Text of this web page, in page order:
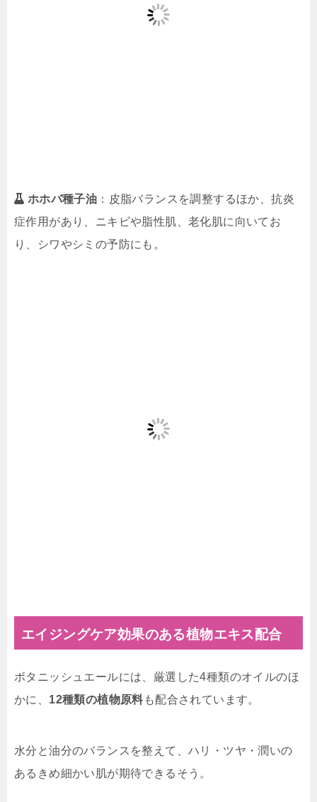
ホホバ種子油 ：皮脂バランスを調整するほか、抗炎
症作用があり、ニキビや脂性肌、老化肌に向いてお
り、シワやシミの予防にも。
エイジングケア効果のある植物エキス配合
ボタニッシュエールには、厳選した4種類のオイルのほ
かに、 12種類の植物原料も配合されています。
水分と油分のバランスを整えて、ハリ・ツヤ・潤いの
あるきめ細かい肌が期待できるそう。